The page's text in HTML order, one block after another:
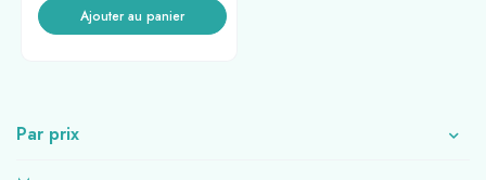
Par prix
Ajouter au panier